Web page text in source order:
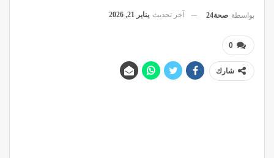
بواسطة صحة24 آخر تحديث يناير 21, 2026
0
شارك